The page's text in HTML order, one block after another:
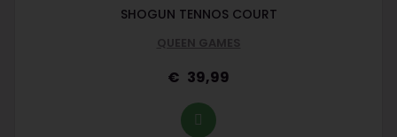
SHOGUN TENNOS COURT
QUEEN GAMES
39,99